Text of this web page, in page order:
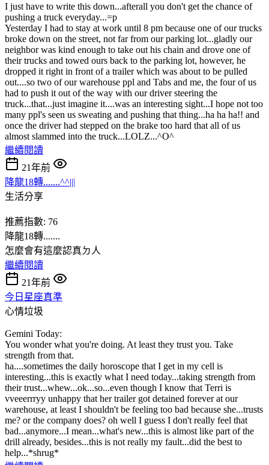
I just have to write this down...afterall you don't get the chance of
pushing a truck everyday...=p
Yesterday I had to stay at work until 8 pm because one of our trucks
broke down on the street, not far from our parking lot...gladly our
neighbor was kind enough to take out his chain and drove one of
their trucks and towed ours back to the parking lot, however, he
dropped it right in front of a trailer which was about to be pulled
out....so two of our warehouse ppl and Tabs and me, the four of us
had to push it out of the way with our driver steering the
truck...that...just imagine it....was an interesting sight...I hope not too
many ppl's seen us sweating and pushing that thing...ha ha ha!! and
once the driver had stepped on the brake too hard that all of us
almost slammed into the truck...LOLZ...^O^
繼續閱讀
21年前
降龍18轉.......^^|||
生活分享
推薦指數: 76
降龍18轉.......
怎麼會有這麼認真ㄉ人
繼續閱讀
21年前
今日星座真準
心情垃圾
Gemini Today:
You wonder what you're doing. At least they trust you. Take
strength from that.
ha....sometimes the daily horoscope that I get in my cell is
interesting...this is exactly what I need today...taking strength from
their trust...whew...ok...so...even though I know that Terri is
vveeerrryy unhappy that her trailer got detained forever at our
warehouse, at least I shouldn't be feeling too bad because she...trusts
me? or the company does? oh well I guess I don't really feel that
bad...anymore...I mean...what's new...this is almost like part of the
drill already, besides...this is not really my fault...did the best to
help...*shrug*